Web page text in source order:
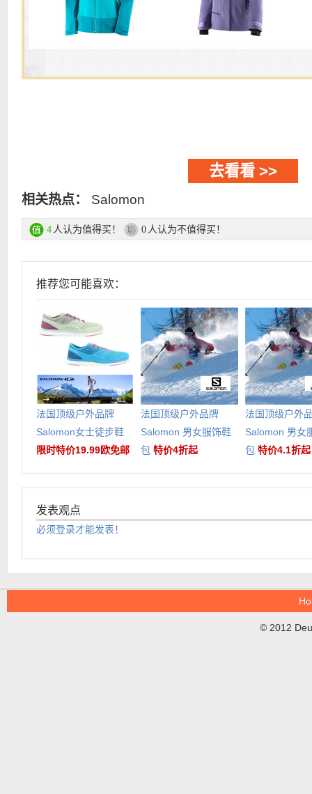
去看看 >>
相关热点： Salomon
4 人认为值得买！ 0 人认为不值得买！
推荐您可能喜欢：
法国顶级户外品牌
Salomon女士徒步鞋
限时特价19.99欧免邮
法国顶级户外品牌
Salomon 男女服饰鞋
包 特价4折起
法国顶级户外
Salomon 男女
包 特价4.1折起
发表观点
必须登录才能发表！
© 2012